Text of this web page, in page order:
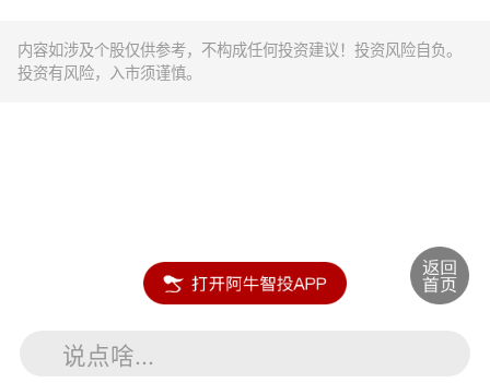
内容如涉及个股仅供参考，不构成任何投资建议！投资风险自负。
投资有风险，入市须谨慎。
说点啥...